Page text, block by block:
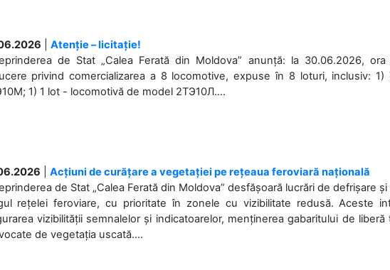
Atenție – licitație!
de Stat „Calea Ferată din Moldova” anunță: la 30.06.2026,
privind comercializarea a 8 locomotive, expuse în 8 loturi, inclusiv:
1) 1 lot - locomotivă de model 2ТЭ10Л....
Acțiuni de curățare a vegetației pe rețeaua feroviară națională
de Stat „Calea Ferată din Moldova” desfășoară lucrări de defrișare
rețelei feroviare, cu prioritate în zonele cu vizibilitate redusă. Aceste
vizibilității semnalelor și indicatoarelor, menținerea gabaritului de
de vegetația uscată....